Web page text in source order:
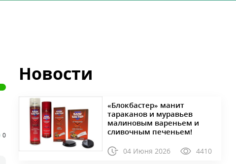
0
Новости
«Блокбастер» манит
тараканов и муравьев
малиновым вареньем и
сливочным печеньем!
04 Июня 2026 4410